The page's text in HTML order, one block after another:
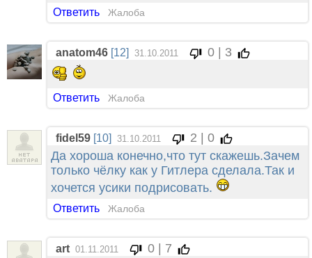
Ответить Жалоба
anatom46 [12] 31.10.2011 0 | 3
Ответить Жалоба
fidel59 [10] 31.10.2011
2 | 0
Да хороша конечно,что тут скажешь.Зачем
только чёлку как у Гитлера сделала.Так и
хочется усики подрисовать.
Ответить Жалоба
art 01.11.2011
0 | 7